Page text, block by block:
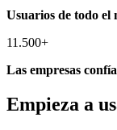
Usuarios de todo el
11.500+
Las empresas
Empieza a